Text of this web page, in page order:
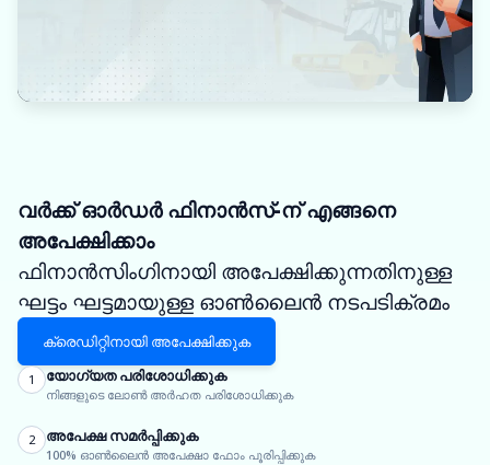
വർക്ക് ഓർഡർ ഫിനാൻസ്-ന് എങ്ങനെ
അപേക്ഷിക്കാം
ഫിനാൻസിംഗിനായി അപേക്ഷിക്കുന്നതിനുള്ള
ഘട്ടം ഘട്ടമായുള്ള ഓൺലൈൻ നടപടിക്രമം
ക്രെഡിറ്റിനായി അപേക്ഷിക്കുക
1 യോഗ്യത പരിശോധിക്കുക
നിങ്ങളുടെ ലോൺ അർഹത പരിശോധിക്കുക
2 അപേക്ഷ സമർപ്പിക്കുക
100% ഓൺലൈൻ അപേക്ഷാ ഫോം പൂരിപ്പിക്കുക